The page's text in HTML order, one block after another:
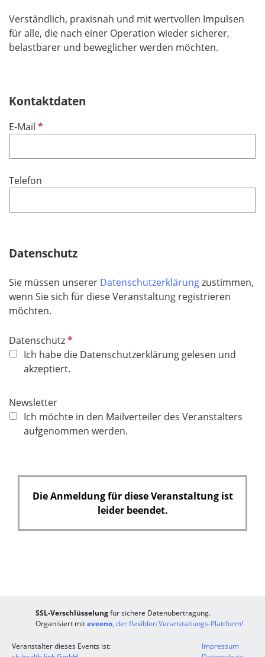
Verständlich, praxisnah und mit wertvollen Impulsen
für alle, die nach einer Operation wieder sicherer,
belastbarer und beweglicher werden möchten.
Kontaktdaten
E-Mail P
c
t
l
Telefon
Datenschutz
Sie müssen unserer Datenschutzerklärungzustimmen,
wenn Sie sich für diese Veranstaltung registrieren
möchten.
DatenschutzP
f
l
h
Ich habe die Datenschutzerklärung gelesen und
akzeptiert.
Newsletter
Ich möchte in den Mailverteiler des Veranstalters
aufgenommen werden.
Die Anmeldung für diese Veranstaltung ist
leider beendet.
SSL-Verschlüsselungfür sichere Datenübertragung.
Organisiert miteveeno, der flexiblen Veranstaltungs-Plattform!
Veranstalter dieses Events ist:
Impressum